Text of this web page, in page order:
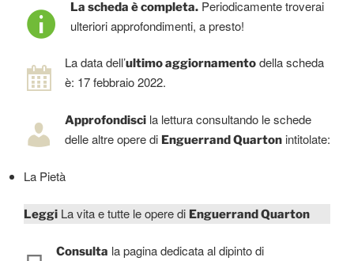
La scheda è completa. Periodicamente troverai
ulteriori approfondimenti, a presto!
La data dell’ultimo aggiornamento della scheda
è: 17 febbraio 2022.
Approfondisci la lettura consultando le schede
delle altre opere di Enguerrand Quarton intitolate:
La Pietà
Leggi La vita e tutte le opere di Enguerrand Quarton
Consulta la pagina dedicata al dipinto di